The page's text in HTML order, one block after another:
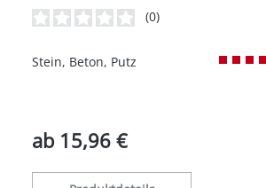
(0)
Stein, Beton, Putz
ab 15,96 €